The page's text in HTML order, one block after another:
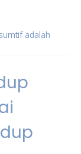
adalah